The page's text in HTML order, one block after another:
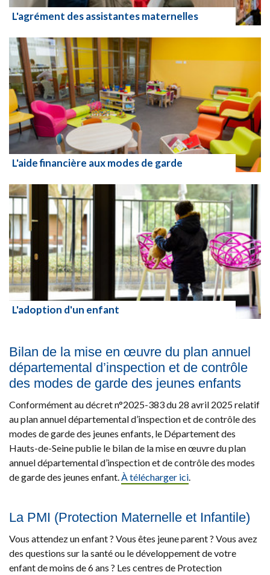
L'agrément des assistantes maternelles
L'aide financière aux modes de garde
L'adoption d'un enfant
Bilan de la mise en œuvre du plan annuel
départemental d’inspection et de contrôle
des modes de garde des jeunes enfants
Conformément au décret n°2025-383 du 28 avril 2025 relatif
au plan annuel départemental d’inspection et de contrôle des
modes de garde des jeunes enfants, le Département des
Hauts-de-Seine publie le bilan de la mise en œuvre du plan
annuel départemental d’inspection et de contrôle des modes
de garde des jeunes enfant.À télécharger ici.
La PMI (Protection Maternelle et Infantile)
Vous attendez un enfant ? Vous êtes jeune parent ? Vous avez
des questions sur la santé ou le développement de votre
enfant de moins de 6 ans ? Les centres de Protection